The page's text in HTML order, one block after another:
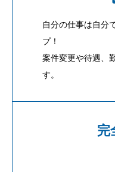
自分の仕事は自分
プ！
案件変更や待遇、
す。
完